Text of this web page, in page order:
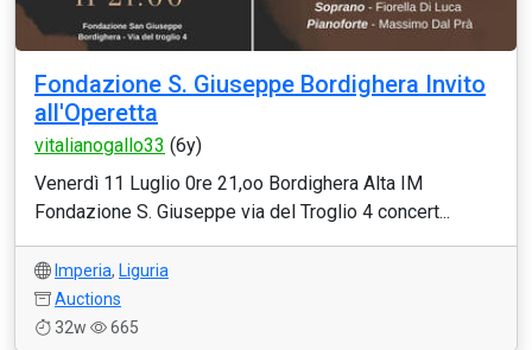
Fondazione S. Giuseppe Bordighera Invito
all'Operetta
vitalianogallo33 (6y)
Venerdì 11 Luglio 0re 21,oo Bordighera Alta IM
Fondazione S. Giuseppe via del Troglio 4 concert...
Imperia, Liguria
Auctions
32w
665